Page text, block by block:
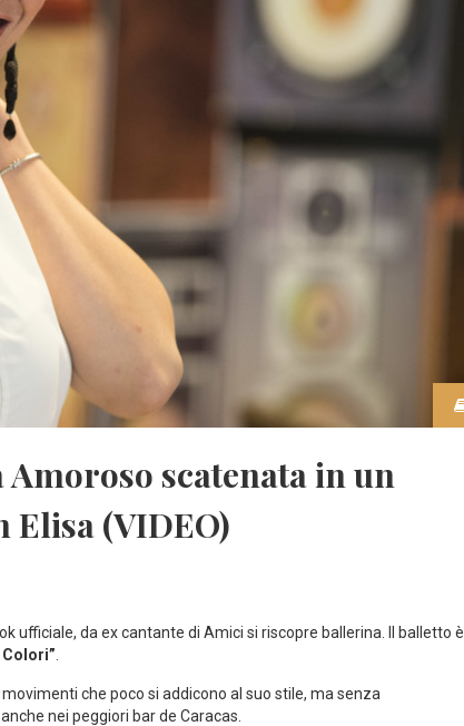
Amoroso scatenata in un
Elisa (VIDEO)
ufficiale, da ex cantante di Amici si riscopre ballerina. Il balletto è
Colori”.
che poco si addicono al suo stile, ma senza
anche nei peggiori bar de Caracas.